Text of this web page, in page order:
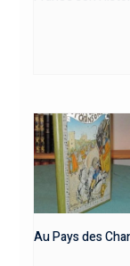
Au Pays des